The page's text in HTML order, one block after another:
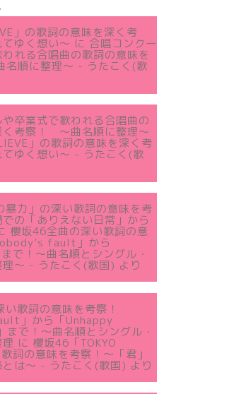
」の歌詞の意味を深く考
ゆく想い〜 に 合唱コンクー
れる合唱曲の歌詞の意味を
名順に整理〜 - うたこく(歌
卒業式で歌われる合唱曲の
く考察！ 〜曲名順に整理〜
」の歌詞の意味を深く考
ゆく想い〜 - うたこく(歌
暴力」の深い歌詞の意味を考
の「ありえない日常」から
櫻坂46全曲の深い歌詞の意
fault」から
で！〜曲名順とシングル・
理～ - うたこく(歌国) より
歌詞の意味を考察！
」から「Unhappy
で！〜曲名順とシングル・
に 櫻坂46「TOKYO
詞の意味を考察！〜「君」
とは～ - うたこく(歌国) より